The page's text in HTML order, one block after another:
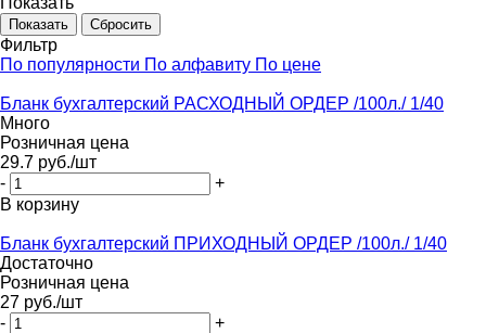
Сбросить
Фильтр
По популярности По алфавиту По цене
Бланк бухгалтерский РАСХОДНЫЙ ОРДЕР /100л./ 1/40
Много
Розничная цена
29.7 руб./шт
-
+
В корзину
Бланк бухгалтерский ПРИХОДНЫЙ ОРДЕР /100л./ 1/40
Достаточно
Розничная цена
27 руб./шт
-
+